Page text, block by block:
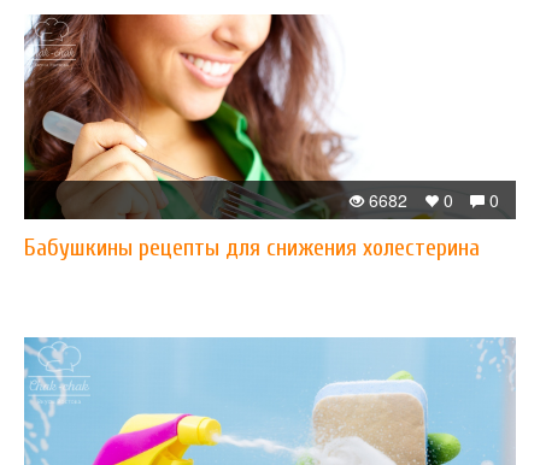
0
0
6682
Бабушкины рецепты для снижения холестерина